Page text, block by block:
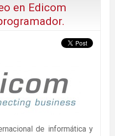
en Edicom
de informática y